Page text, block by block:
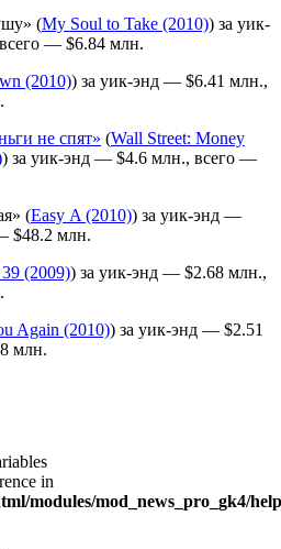
(My Soul to Take (2010)) за уик-
— $6.84 млн.
(2010)) за уик-энд — $6.41 млн.,
не спят» (Wall Street: Money
) за уик-энд — $4.6 млн., всего —
(Easy A (2010)) за уик-энд —
$48.2 млн.
39 (2009)) за уик-энд — $2.68 млн.,
Again (2010)) за уик-энд — $2.51
млн.
in
modules/mod_news_pro_gk4/